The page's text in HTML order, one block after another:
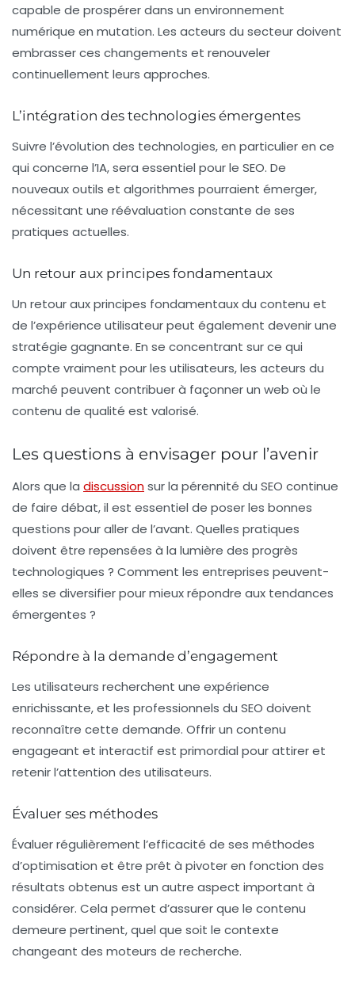
capable de prospérer dans un environnement
numérique en mutation. Les acteurs du secteur doivent
embrasser ces changements et renouveler
continuellement leurs approches.
L’intégration des technologies émergentes
Suivre l’évolution des technologies, en particulier en ce
qui concerne l’IA, sera essentiel pour le SEO. De
nouveaux outils et algorithmes pourraient émerger,
nécessitant une réévaluation constante de ses
pratiques actuelles.
Un retour aux principes fondamentaux
Un retour aux principes fondamentaux du contenu et
de l’expérience utilisateur peut également devenir une
stratégie gagnante. En se concentrant sur ce qui
compte vraiment pour les utilisateurs, les acteurs du
marché peuvent contribuer à façonner un web où le
contenu de qualité est valorisé.
Les questions à envisager pour l’avenir
Alors que la discussionsur la pérennité du SEO continue
de faire débat, il est essentiel de poser les bonnes
questions pour aller de l’avant. Quelles pratiques
doivent être repensées à la lumière des progrès
technologiques ? Comment les entreprises peuvent-
elles se diversifier pour mieux répondre aux tendances
émergentes ?
Répondre à la demande d’engagement
Les utilisateurs recherchent une expérience
enrichissante, et les professionnels du SEO doivent
reconnaître cette demande. Offrir un contenu
engageant et interactif est primordial pour attirer et
retenir l’attention des utilisateurs.
Évaluer ses méthodes
Évaluer régulièrement l’efficacité de ses méthodes
d’optimisation et être prêt à pivoter en fonction des
résultats obtenus est un autre aspect important à
considérer. Cela permet d’assurer que le contenu
demeure pertinent, quel que soit le contexte
changeant des moteurs de recherche.